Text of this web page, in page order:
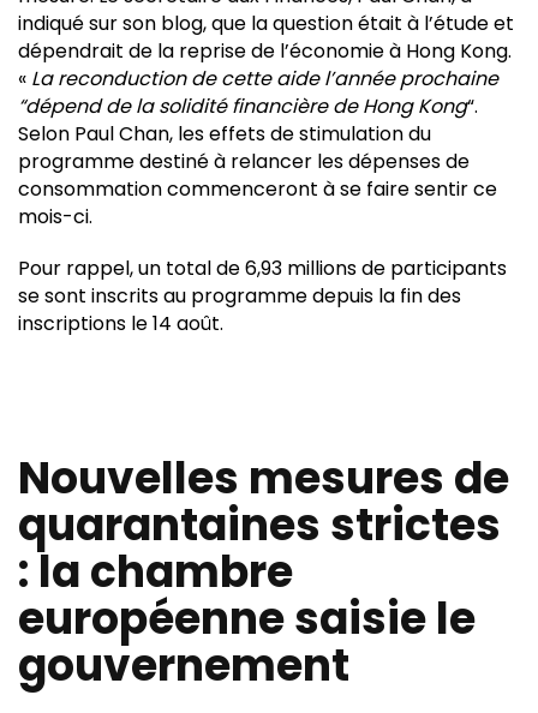
indiqué sur son blog, que la question était à l’étude et
dépendrait de la reprise de l’économie à Hong Kong.
« La reconduction de cette aide l’année prochaine
“dépend de la solidité financière de Hong Kong“.
Selon Paul Chan, les effets de stimulation du
programme destiné à relancer les dépenses de
consommation commenceront à se faire sentir ce
mois-ci.
Pour rappel, un total de 6,93 millions de participants
se sont inscrits au programme depuis la fin des
inscriptions le 14 août.
Nouvelles mesures de
quarantaines strictes
: la chambre
européenne saisie le
gouvernement